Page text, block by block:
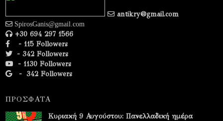
antikry@gmail.com
SpirosGanis@gmail.com
+30 694 297 1566
- 115 Followers
- 342 Followers
- 1130 Followers
- 342 Followers
ΠΡΟΣΦΑΤΑ
Κυριακή 9 Αυγούστου: Πανελλαδική ημέρα